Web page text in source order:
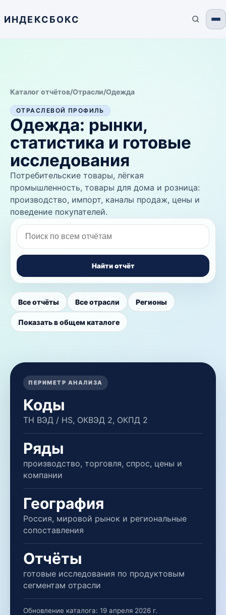
ИНДЕКСБОКС
Каталог отчётов/Отрасли/Одежда
ОТРАСЛЕВОЙ ПРОФИЛЬ
Одежда: рынки,
статистика и готовые
исследования
Потребительские товары, лёгкая
промышленность, товары для дома и розница:
производство, импорт, каналы продаж, цены и
поведение покупателей.
Найти отчёт
Все отчёты Все отрасли Регионы
Показать в общем каталоге
ПЕРИМЕТР АНАЛИЗА
Коды
ТН ВЭД / HS, ОКВЭД 2, ОКПД 2
Ряды
производство, торговля, спрос, цены и
компании
География
Россия, мировой рынок и региональные
сопоставления
Отчёты
готовые исследования по продуктовым
сегментам отрасли
Обновление каталога: 19 апреля 2026 г.